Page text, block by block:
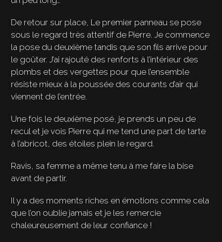
De retour sur place, Le premier panneau se pose
sous le regard très attentif de Pierre. Je commence
la pose du deuxième tandis que son fils arrive pour
le goûter. J’ai rajouté des renforts à l’intérieur des
plombs et des vergettes pour que l’ensemble
résiste mieux à la poussée des courants d’air qui
viennent de l’entrée.
Une fois le deuxième posé, je prends un peu de
recul et je vois Pierre qui me tend une part de tarte
à l’abricot, des étoiles plein le regard.
Ravis, sa femme a même tenu à me faire la bise
avant de partir.
Il y a des moments riches en émotions comme cela
que l’on oublie jamais et je les remercie
chaleureusement de leur confiance !